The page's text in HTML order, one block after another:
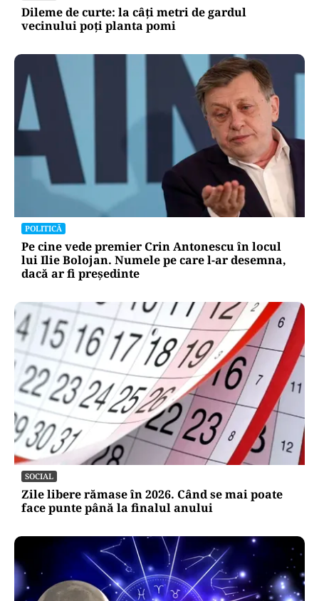
Dileme de curte: la câți metri de gardul
vecinului poți planta pomi
POLITICĂ
Pe cine vede premier Crin Antonescu în locul
lui Ilie Bolojan. Numele pe care l-ar desemna,
dacă ar fi președinte
SOCIAL
Zile libere rămase în 2026. Când se mai poate
face punte până la finalul anului